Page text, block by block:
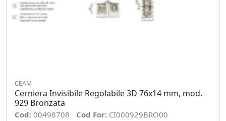
CEAM
Cerniera Invisibile Regolabile 3D 76x14 mm, mod.
929 Bronzata
Cod: 00498708 Cod For: CI000929BRO00